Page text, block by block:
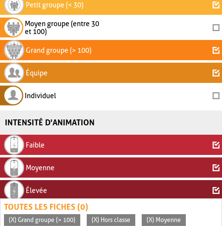
Petit groupe (< 30)
Moyen groupe (entre 30
et 100)
Grand groupe (> 100)
Équipe
Individuel
INTENSITÉ D'ANIMATION
Faible
Moyenne
Élevée
TOUTES LES FICHES (0)
(X) Grand groupe (> 100) (X) Hors classe (X) Moyenne